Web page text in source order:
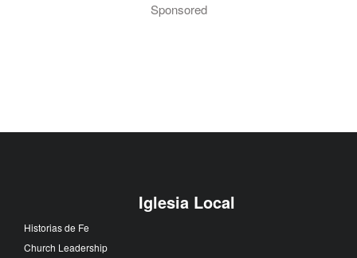
Sponsored
Iglesia Local
Historias de Fe
Church Leadership